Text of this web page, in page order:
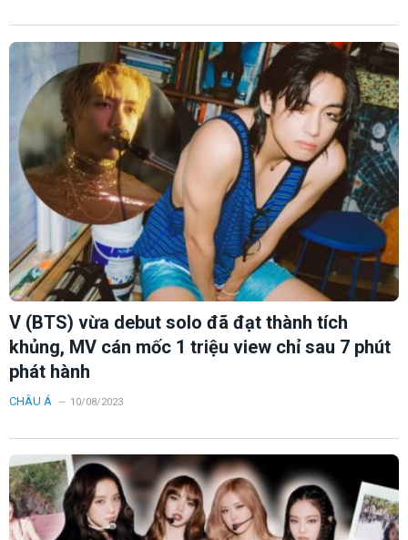
V (BTS) vừa debut solo đã đạt thành tích
khủng, MV cán mốc 1 triệu view chỉ sau 7 phút
phát hành
CHÂU Á 10/08/2023